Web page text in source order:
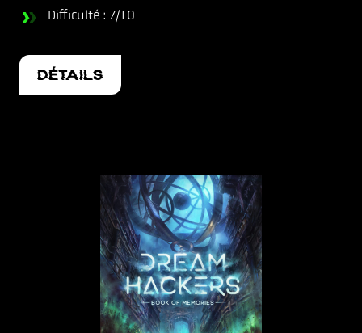
Difficulté : 7/10
DÉTAILS